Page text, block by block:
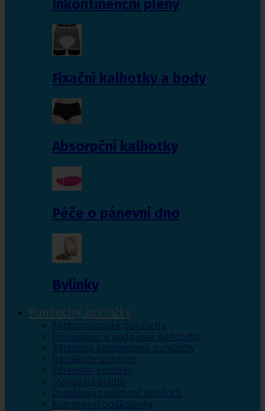
Inkontinenční pleny
Fixační kalhotky a body
Absorpční kalhotky
Péče o pánevní dno
Bylinky
Punčochy, ponožky
Antitrombotické punčochy
Preventivní a podpůrné punčochy
Zdravotní kompresivní punčochy
Navlékače punčoch
Zdravotní ponožky
Stahovací prádlo
Doplňkový sortiment punčoch
Kompresní podkolenky